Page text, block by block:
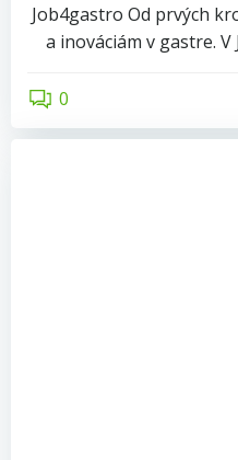
Job4gastro Od prvých
a inováciám v gastre.
0